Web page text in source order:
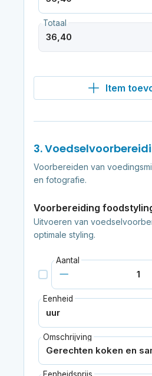
Totaal
Item
3.
Voorbereiden van
en fotografie.
Voorbereiding
Uitvoeren van
optimale styling.
Aantal
Eenheid
Omschrijving